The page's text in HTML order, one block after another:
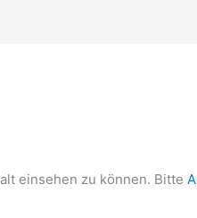
einsehen zu können. Bitte